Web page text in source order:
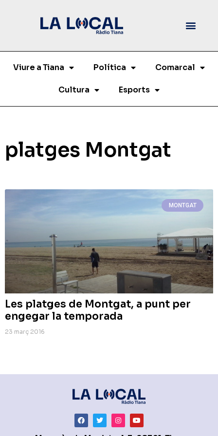
Viure a Tiana Política Comarcal
Cultura Esports
platges Montgat
MONTGAT
Les platges de Montgat, a punt per
engegar la temporada
23 març 2016